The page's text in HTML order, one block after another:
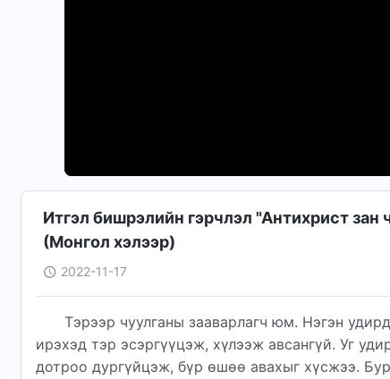
Итгэл бишрэлийн гэрчлэл "Антихрист
(Mонгол хэлээр)
2022-11-17
Тэрээр чуулганы зааварлагч юм. Нэгэн
ирэхэд тэр эсэргүүцэж, хүлээж авсангүй. Уг
дотроо дургүйцэж, бүр өшөө авахыг хүсжээ.